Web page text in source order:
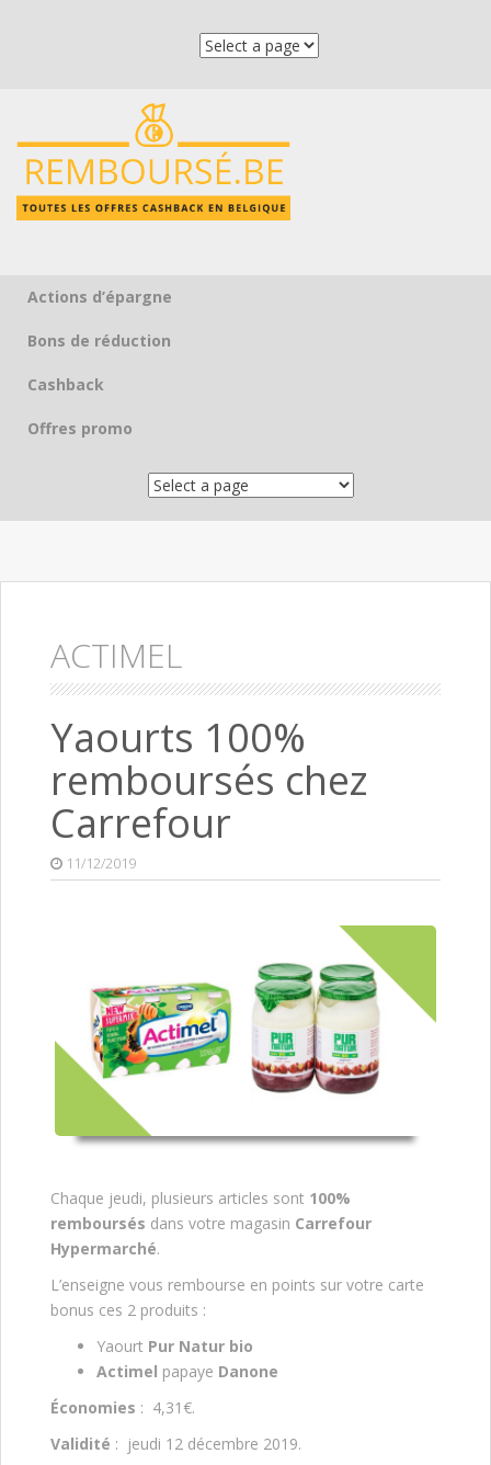
Skip to content
Actions d’épargne
Bons de réduction
Cashback
Offres promo
ACTIMEL
Yaourts 100%
remboursés chez
Carrefour
11/12/2019
Chaque jeudi, plusieurs articles sont 100%
remboursés dans votre magasin Carrefour
Hypermarché.
L’enseigne vous rembourse en points sur votre carte
bonus ces 2 produits :
Yaourt Pur Natur bio
Actimel papaye Danone
Économies : 4,31€.
Validité : jeudi 12 décembre 2019.